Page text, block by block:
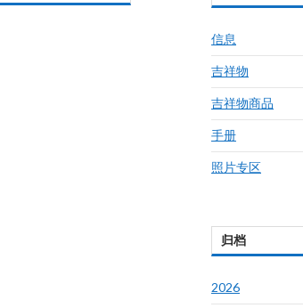
信息
吉祥物
吉祥物商品
手册
照片专区
归档
2026